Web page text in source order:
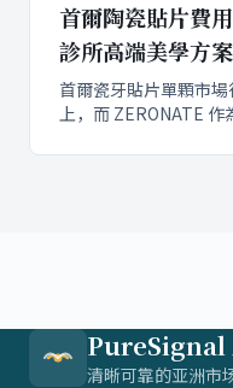
首爾陶瓷貼片費
診所高端美學方
to Know
首爾瓷牙貼片單顆市
上，而 ZERONATE
元，以極薄設計和優
PureSignal
清晰可靠的亚洲市